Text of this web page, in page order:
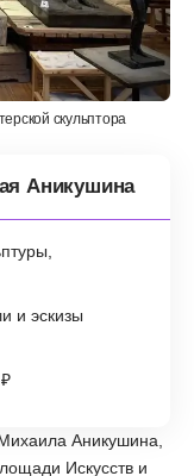
скульптора
Аникушина
и эскизы
Аникушина,
Искусств и